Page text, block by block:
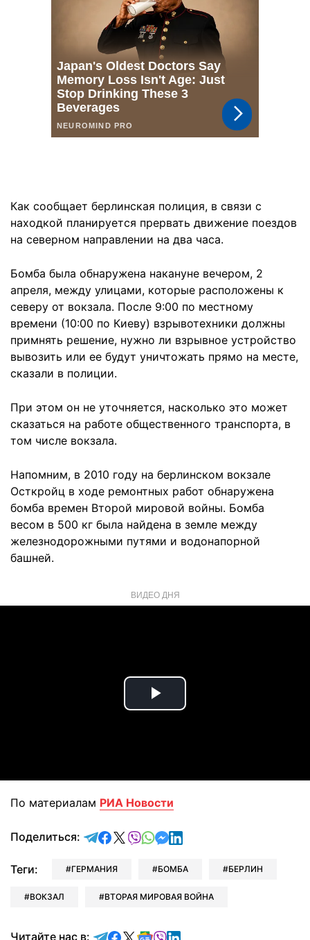
Как сообщает берлинская полиция, в связи с
находкой планируется прервать движение поездов
на северном направлении на два часа.
Бомба была обнаружена накануне вечером, 2
апреля, между улицами, которые расположены к
северу от вокзала. После 9:00 по местному
времени (10:00 по Киеву) взрывотехники должны
примнять решение, нужно ли взрывное устройство
вывозить или ее будут уничтожать прямо на месте,
сказали в полиции.
При этом он не уточняется, насколько это может
сказаться на работе общественного транспорта, в
том числе вокзала.
Напомним, в 2010 году на берлинском вокзале
Осткройц в ходе ремонтных работ обнаружена
бомба времен Второй мировой войны. Бомба
весом в 500 кг была найдена в земле между
железнодорожными путями и водонапорной
башней.
ВИДЕО ДНЯ
Play
По материалам РИА Новости
Поделиться: отправить в Telegram
поделиться в Facebook
поделиться в X
отправить в Viber
отправить в Whatsapp
отправить в Messenger
отправить в LinkedIn
Теги: ГЕРМАНИЯ БОМБА БЕРЛИН
ВОКЗАЛ ВТОРАЯ МИРОВАЯ ВОЙНА
Читайте нас в: Читайте в Telegram
Читайте в Facebook
Читайте в X
Читайте в Google news
Читайте в Viber
Читайте в LinkedIn